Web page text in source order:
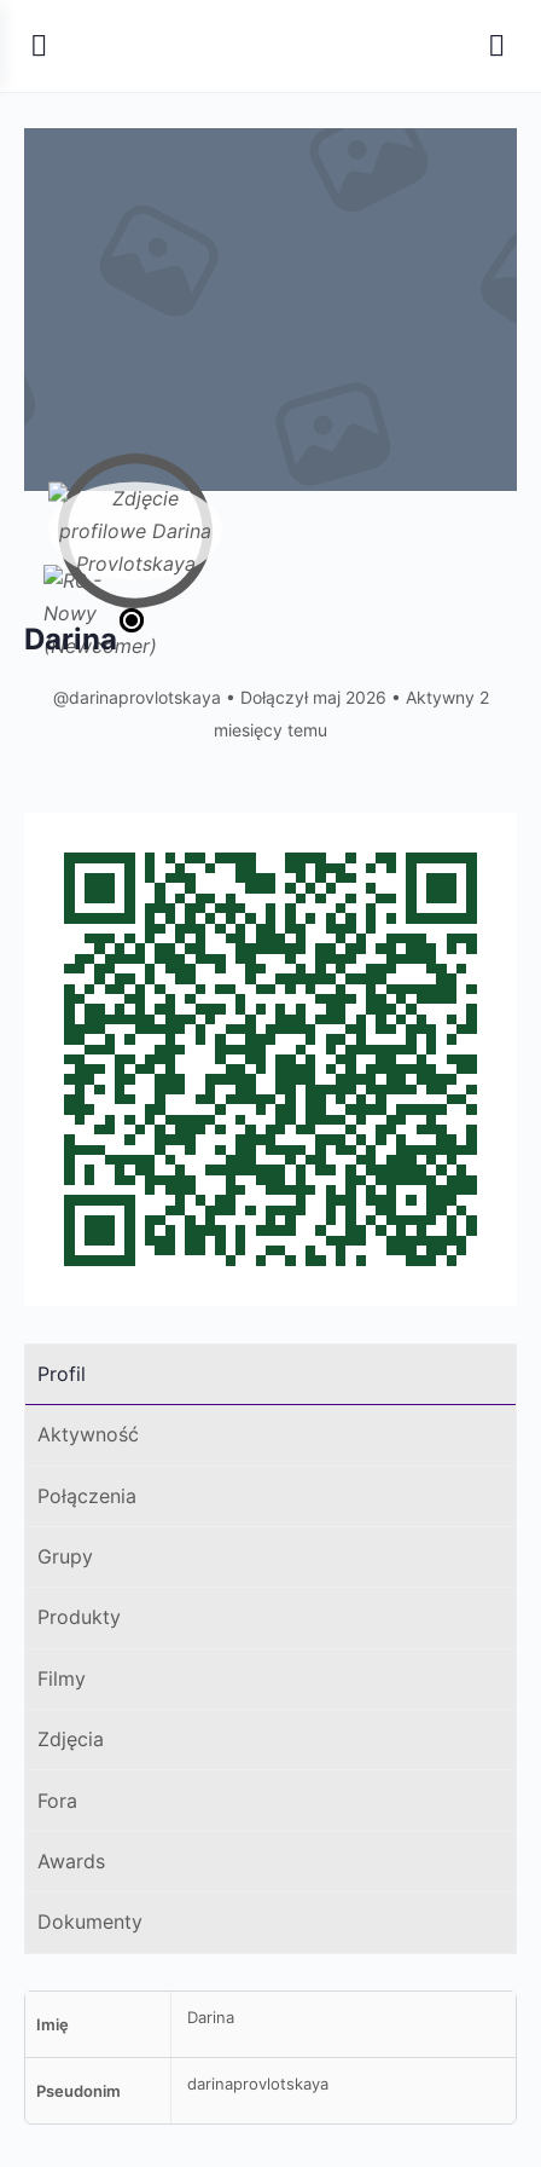
Darina
@darinaprovlotskaya • Dołączył maj 2026 • Aktywny 2
miesięcy temu
Profil
Aktywność
Połączenia
Grupy
Produkty
Filmy
Zdjęcia
Fora
Awards
Dokumenty
Imię Darina
Pseudonim darinaprovlotskaya